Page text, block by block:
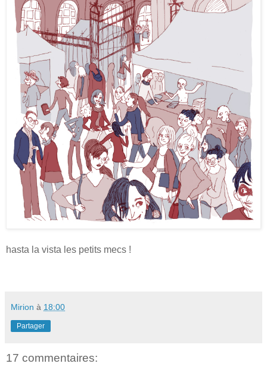
hasta la vista les petits mecs !
Mirion à 18:00
Partager
17 commentaires: